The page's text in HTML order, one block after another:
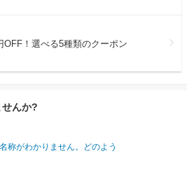
OFF！選べる5種類のクーポン
んか?
称がわかりません。どのよう